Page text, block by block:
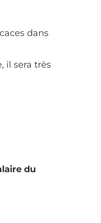
dans
il sera très
du